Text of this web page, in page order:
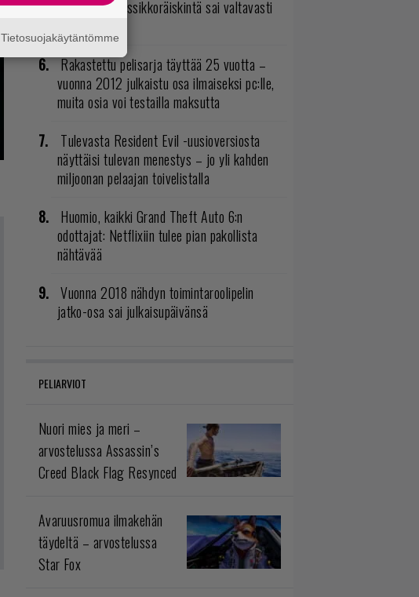
ilmestynyt klassikkoräiskintä sai valtavasti
Rakastettu pelisarja täyttää 25 vuotta –
vuonna 2012 julkaistu osa ilmaiseksi pc:lle,
muita osia voi testailla maksutta
Tulevasta Resident Evil -uusioversiosta
näyttäisi tulevan menestys – jo yli kahden
miljoonan pelaajan toivelistalla
Huomio, kaikki Grand Theft Auto 6:n
odottajat: Netflixiin tulee pian pakollista
nähtävää
Vuonna 2018 nähdyn toimintaroolipelin
jatko-osa sai julkaisupäivänsä
PELIARVIOT
Nuori mies ja meri –
arvostelussa Assassin’s
Creed Black Flag Resynced
Avaruusromua ilmakehän
täydeltä – arvostelussa
Star Fox
Tietosuojakäytäntömme